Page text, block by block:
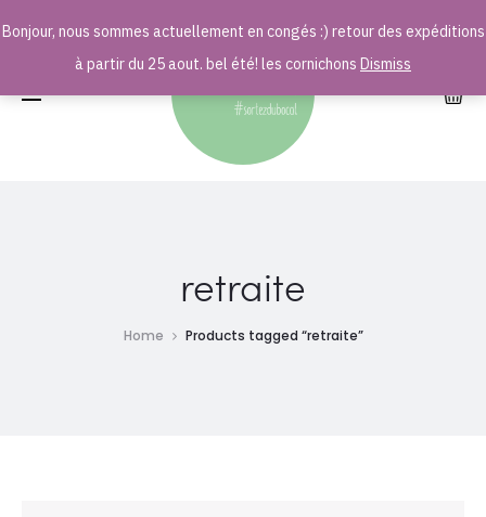
retraite
Home Products tagged “retraite”
Bonjour, nous sommes actuellement en congés :) retour des expéditions
à partir du 25 aout. bel été! les cornichons Dismiss